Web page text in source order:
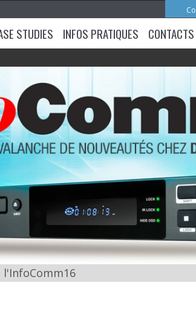
STUDIES INFOS PRATIQUES CONTACTS
l'InfoComm16